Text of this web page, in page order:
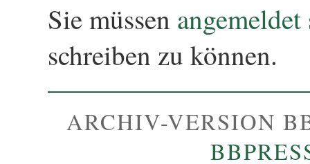
Sie müssen angemeldet
schreiben zu können.
ARCHIV-VERSION